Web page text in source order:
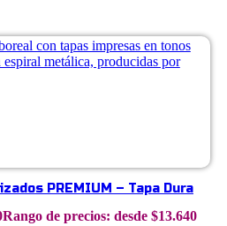
PREMIUM – Tapa Dura
Rango de precios: desde $13.640